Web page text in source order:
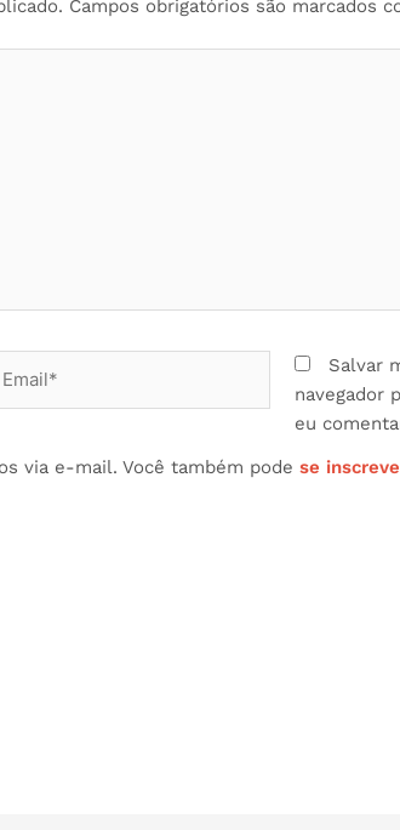
Campos obrigatórios são marcados
Salvar
navegador
eu
via e-mail. Você também podese